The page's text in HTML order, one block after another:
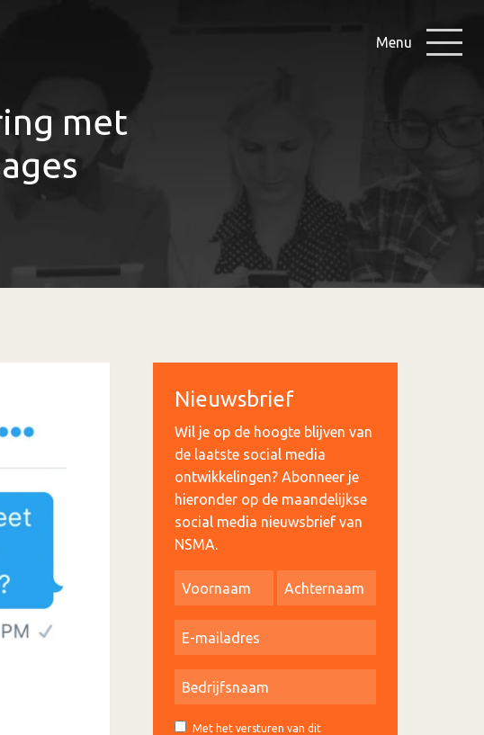
Menu
met
Nieuwsbrief
Wil je op de hoogte blijven van
de laatste social media
ontwikkelingen? Abonneer je
hieronder op de maandelijkse
social media nieuwsbrief van
NSMA.
Met het versturen van dit